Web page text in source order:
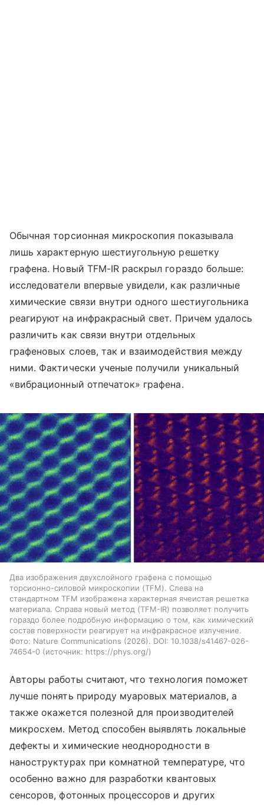
Обычная торсионная микроскопия показывала
лишь характерную шестиугольную решетку
графена. Новый TFM-IR раскрыл гораздо больше:
исследователи впервые увидели, как различные
химические связи внутри одного шестиугольника
реагируют на инфракрасный свет. Причем удалось
различить как связи внутри отдельных
графеновых слоев, так и взаимодействия между
ними. Фактически ученые получили уникальный
«вибрационный отпечаток» графена.
Два изображения двухслойного графена с помощью
торсионно-силовой микроскопии (TFM). Слева на
стандартном TFM изображена характерная ячеистая решетка
материала. Справа новый метод (TFM-IR) позволяет получить
гораздо более подробную информацию о том, как химический
состав поверхности реагирует на инфракрасное излучение.
Фото: Nature Communications (2026). DOI: 10.1038/s41467-026-
74654-0
источник: https://phys.org/
Авторы работы считают, что технология поможет
лучше понять природу муаровых материалов, а
также окажется полезной для производителей
микросхем. Метод способен выявлять локальные
дефекты и химические неоднородности в
наноструктурах при комнатной температуре, что
особенно важно для разработки квантовых
сенсоров, фотонных процессоров и других